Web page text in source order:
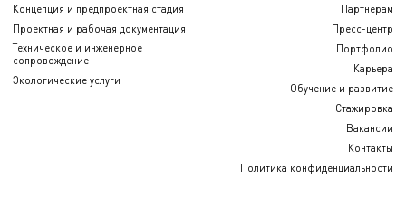
Концепция и предпроектная стадия
Проектная и рабочая документация
Техническое и инженерное
сопровождение
Экологические услуги
Партнерам
Пресс-центр
Портфолио
Карьера
Обучение и развитие
Стажировка
Вакансии
Контакты
Политика конфиденциальности